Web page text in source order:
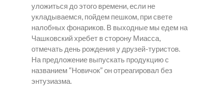
уложиться до этого времени, если не
укладываемся, пойдем пешком, при свете
налобных фонариков. В выходные мы едем на
Чашковский хребет в сторону Миасса,
отмечать день рождения у друзей-туристов.
На предложение выпускать продукцию с
названием “Новичок” он отреагировал без
энтузиазма.